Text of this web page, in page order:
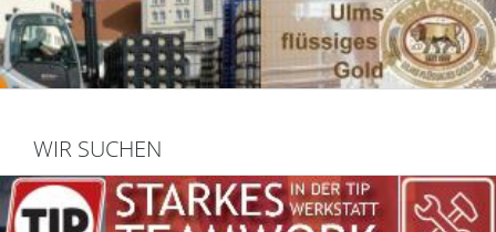
WIR SUCHEN